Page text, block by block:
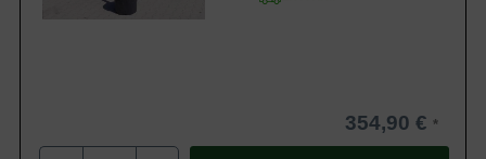
354,90 €